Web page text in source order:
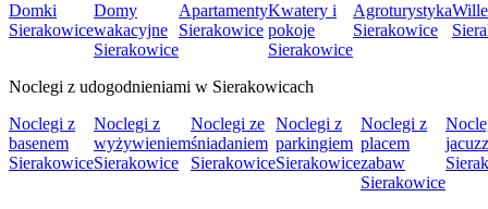
Domki
Sierakowice
Domy
wakacyjne
Sierakowice
Apartamenty
Sierakowice
Kwatery i
pokoje
Sierakowice
Agroturystyka
Sierakowice
Wille
Noclegi z udogodnieniami w Sierakowicach
Noclegi z
basenem
Sierakowice
Noclegi z
wyżywieniem
Sierakowice
Noclegi ze
śniadaniem
Sierakowice
Noclegi z
parkingiem
Sierakowice
Noclegi z
placem
zabaw
Sierakowice